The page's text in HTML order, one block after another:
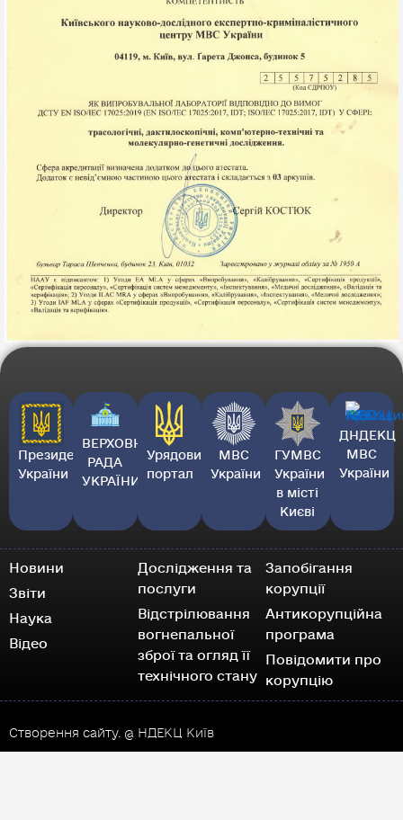
Президент
України
ВЕРХОВНА
РАДА
УКРАЇНИ
Урядовий
портал
МВС
України
ГУМВС
України
в місті
Києві
ДНДЕКЦ
МВС
України
Новини
Звіти
Наука
Відео
Дослідження та
послуги
Відстрілювання
вогнепальної
зброї та огляд її
технічного стану
Запобігання
корупції
Антикорупційна
програма
Повідомити про
корупцію
Створення сайту. @ НДЕКЦ Київ